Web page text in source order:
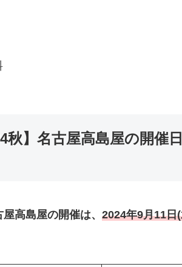
秋】名古屋高島屋の開催
高島屋の開催は、 2024年9月11日